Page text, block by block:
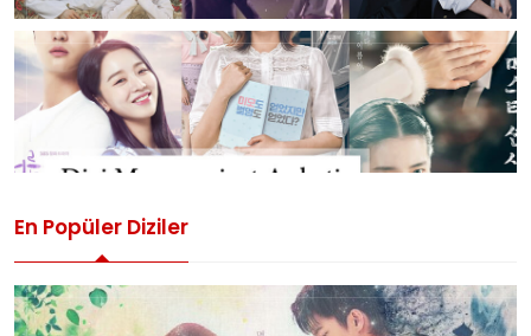
En Popüler Diziler